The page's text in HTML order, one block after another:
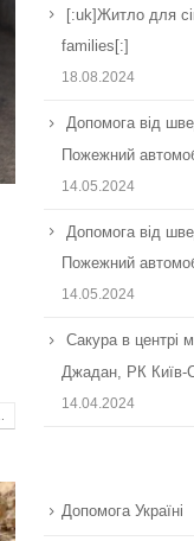
[:uk]Житло для
families[:]
18.08.2024
Допомога від
Пожежний
14.05.2024
Допомога від
Пожежний
14.05.2024
Сакура в центрі
Джадан, РК Київ-
14.04.2024
Допомога Україні